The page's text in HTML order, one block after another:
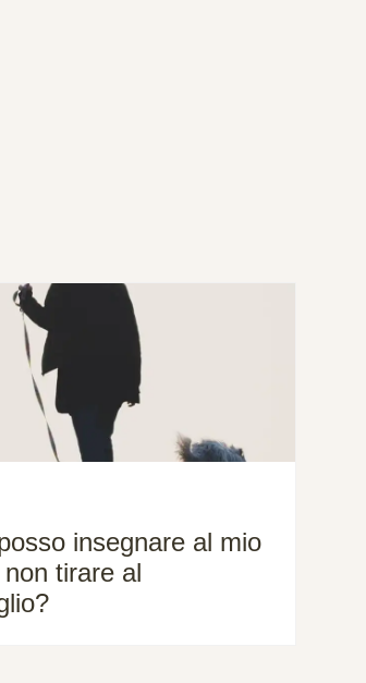
insegnare al mio
tirare al